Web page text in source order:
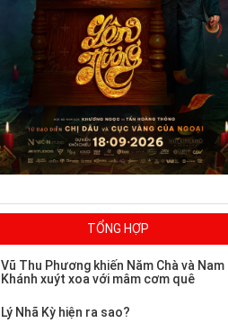
TỔNG HỢP
Vũ Thu Phương khiến Năm Chà và Nam
Khánh xuýt xoa với mâm cơm quê
Lý Nhã Kỳ hiện ra sao?